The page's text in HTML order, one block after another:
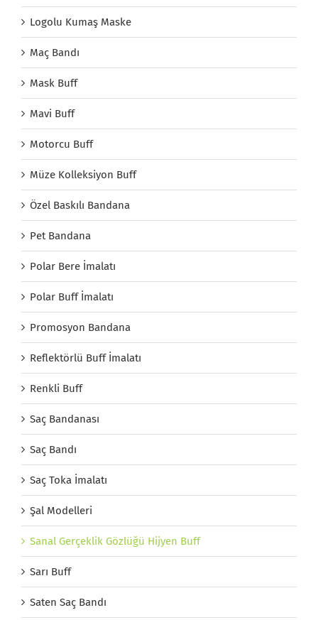
Logolu Kumaş Maske
Maç Bandı
Mask Buff
Mavi Buff
Motorcu Buff
Müze Kolleksiyon Buff
Özel Baskılı Bandana
Pet Bandana
Polar Bere İmalatı
Polar Buff İmalatı
Promosyon Bandana
Reflektörlü Buff İmalatı
Renkli Buff
Saç Bandanası
Saç Bandı
Saç Toka İmalatı
Şal Modelleri
Sanal Gerçeklik Gözlüğü Hijyen Buff
Sarı Buff
Saten Saç Bandı